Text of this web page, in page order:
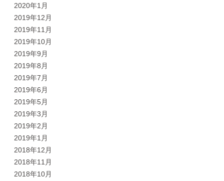
2020年1月
2019年12月
2019年11月
2019年10月
2019年9月
2019年8月
2019年7月
2019年6月
2019年5月
2019年3月
2019年2月
2019年1月
2018年12月
2018年11月
2018年10月